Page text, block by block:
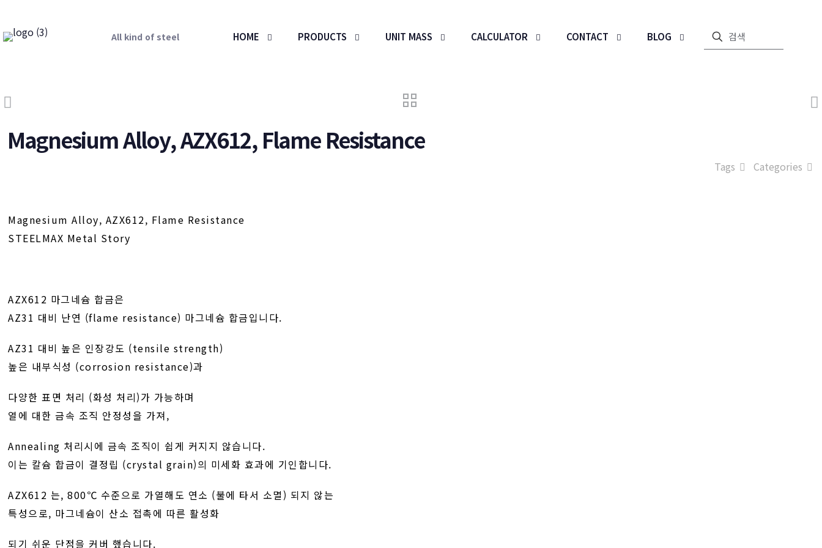
All kind of steel HOME PRODUCTS UNIT MASS CALCULATOR CONTACT BLOG
Magnesium Alloy, AZX612, Flame Resistance
Categories
Tags
Magnesium Alloy, AZX612, Flame Resistance
STEELMAX Metal Story
AZX612 마그네슘 합금은
AZ31 대비 난연 (flame resistance) 마그네슘 합금입니다.
AZ31 대비 높은 인장강도 (tensile strength)
높은 내부식성 (corrosion resistance)과
다양한 표면 처리 (화성 처리)가 가능하며
열에 대한 금속 조직 안정성을 가져,
Annealing 처리시에 금속 조직이 쉽게 커지지 않습니다.
이는 칼슘 합금이 결정립 (crystal grain)의 미세화 효과에 기인합니다.
AZX612 는, 800℃ 수준으로 가열해도 연소 (불에 타서 소멸) 되지 않는
특성으로, 마그네슘이 산소 접촉에 따른 활성화
되기 쉬운 단점을 커버 했습니다.